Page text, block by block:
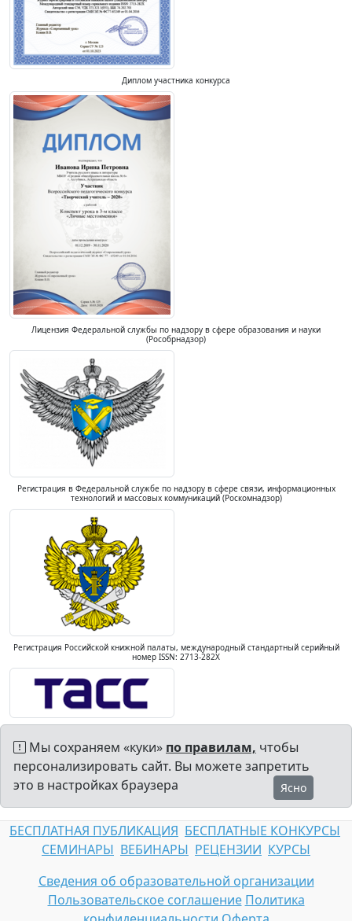
Диплом участника конкурса
Лицензия Федеральной службы по надзору в сфере образования и науки
(Рособрнадзор)
Регистрация в Федеральной службе по надзору в сфере связи, информационных
технологий и массовых коммуникаций (Роскомнадзор)
Регистрация Российской книжной палаты, международный стандартный серийный
номер ISSN: 2713-282X
Мы сохраняем «куки» по правилам, чтобы
персонализировать сайт. Вы можете запретить
это в настройках браузера
Ясно
БЕСПЛАТНАЯ ПУБЛИКАЦИЯ БЕСПЛАТНЫЕ КОНКУРСЫ
СЕМИНАРЫ ВЕБИНАРЫ РЕЦЕНЗИИ КУРСЫ
Сведения об образовательной организации
Пользовательское соглашение Политика